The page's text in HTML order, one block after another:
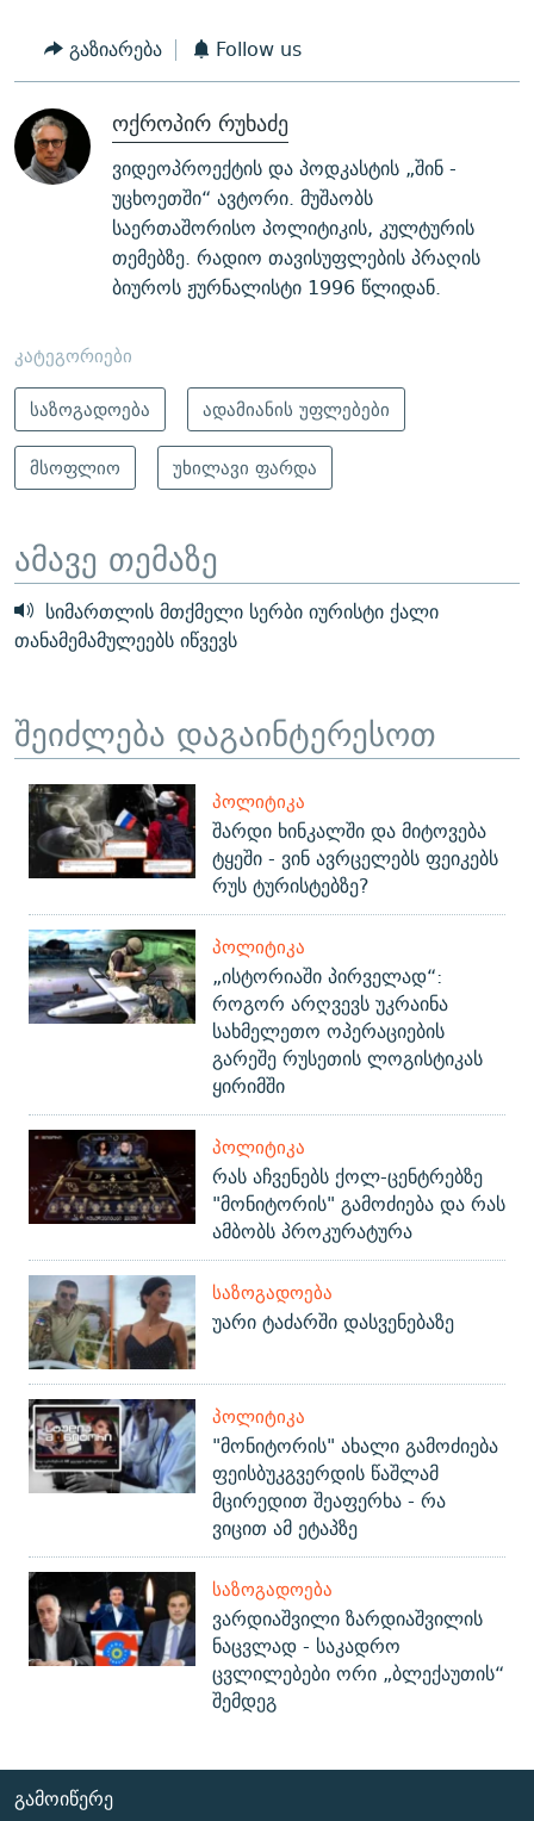
გაზიარება Follow us
ოქროპირ რუხაძე
ვიდეოპროექტის და პოდკასტის „შინ -
უცხოეთში“ ავტორი. მუშაობს
საერთაშორისო პოლიტიკის, კულტურის
თემებზე. რადიო თავისუფლების პრაღის
ბიუროს ჟურნალისტი 1996 წლიდან.
კატეგორიები
საზოგადოება
ადამიანის უფლებები
მსოფლიო
უხილავი ფარდა
ამავე თემაზე
სიმართლის მთქმელი სერბი იურისტი ქალი
თანამემამულეებს იწვევს
შეიძლება დაგაინტერესოთ
ᲞᲝᲚᲘᲢᲘᲙᲐ
შარდი ხინკალში და მიტოვება
ტყეში - ვინ ავრცელებს ფეიკებს
რუს ტურისტებზე?
ᲞᲝᲚᲘᲢᲘᲙᲐ
„ისტორიაში პირველად“:
როგორ არღვევს უკრაინა
სახმელეთო ოპერაციების
გარეშე რუსეთის ლოგისტიკას
ყირიმში
ᲞᲝᲚᲘᲢᲘᲙᲐ
რას აჩვენებს ქოლ-ცენტრებზე
"მონიტორის" გამოძიება და რას
ამბობს პროკურატურა
ᲡᲐᲖᲝᲒᲐᲓᲝᲔᲑᲐ
უარი ტაძარში დასვენებაზე
ᲞᲝᲚᲘᲢᲘᲙᲐ
"მონიტორის" ახალი გამოძიება
ფეისბუკგვერდის წაშლამ
მცირედით შეაფერხა - რა
ვიცით ამ ეტაპზე
ᲡᲐᲖᲝᲒᲐᲓᲝᲔᲑᲐ
ვარდიაშვილი ზარდიაშვილის
ნაცვლად - საკადრო
ცვლილებები ორი „ბლექაუთის“
შემდეგ
ᲒᲐᲛᲝᲘᲬᲔᲠᲔ